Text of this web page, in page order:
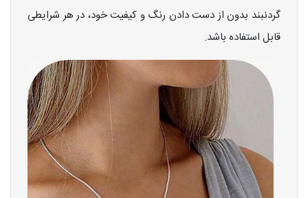
گردنبند بدون از دست دادن رنگ و کیفیت خود، در هر شرایطی
قابل استفاده باشد.